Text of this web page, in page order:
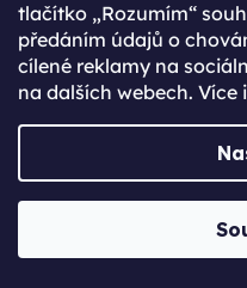
tlačítko „Rozumím“
předáním údajů o
cílené reklamy na
na dalších webech. Více
Přehled o stavu
Kompletní historie
Speciální akce,
registrované
Máte již účet
Přihlaste se